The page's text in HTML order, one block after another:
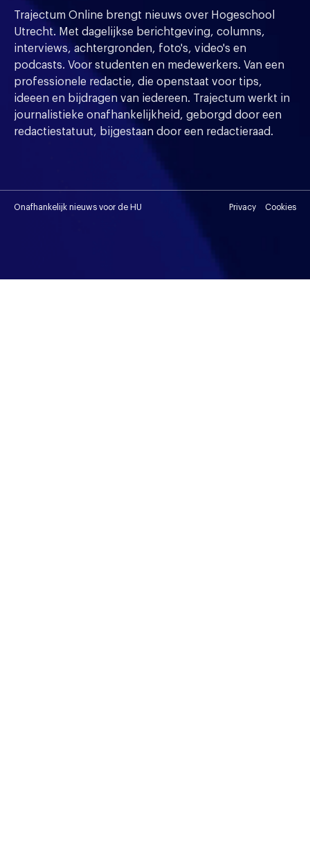
Trajectum Online brengt nieuws over Hogeschool
Utrecht. Met dagelijkse berichtgeving, columns,
interviews, achtergronden, foto's, video's en
podcasts. Voor studenten en medewerkers. Van een
professionele redactie, die openstaat voor tips,
ideeen en bijdragen van iedereen. Trajectum werkt in
journalistieke onafhankelijkheid, geborgd door een
redactiestatuut, bijgestaan door een redactieraad.
Onafhankelijk nieuws voor de HU Privacy Cookies